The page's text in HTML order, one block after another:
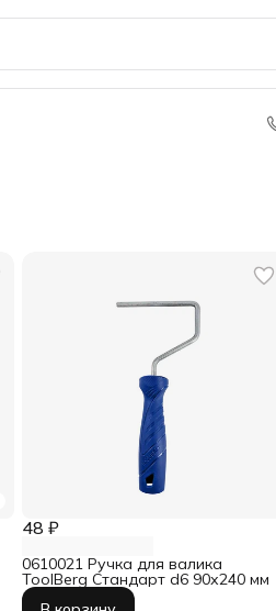
48 ₽
0610021 Ручка для валика
ToolBerg Стандарт d6 90х240 мм